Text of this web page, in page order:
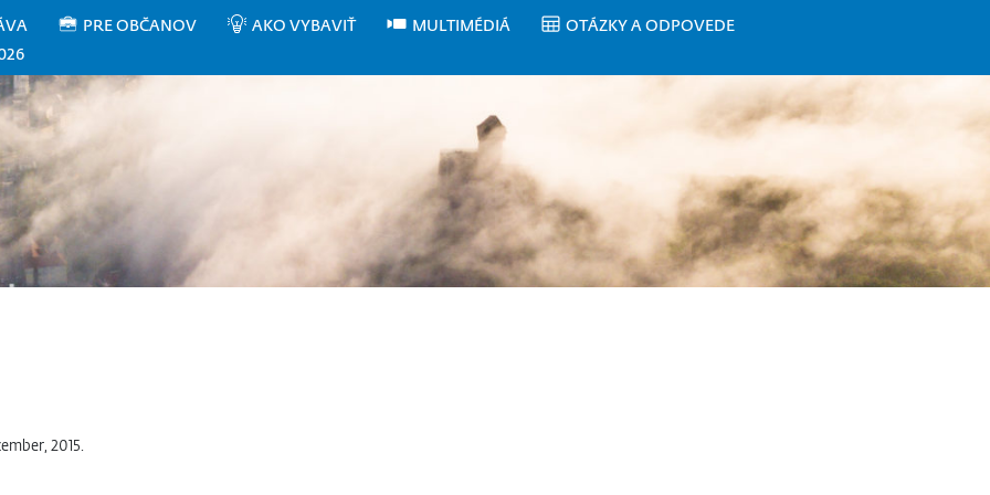
PRE OBČANOV AKO VYBAVIŤ MULTIMÉDIÁ
OTÁZKY A ODPOVEDE
2015.